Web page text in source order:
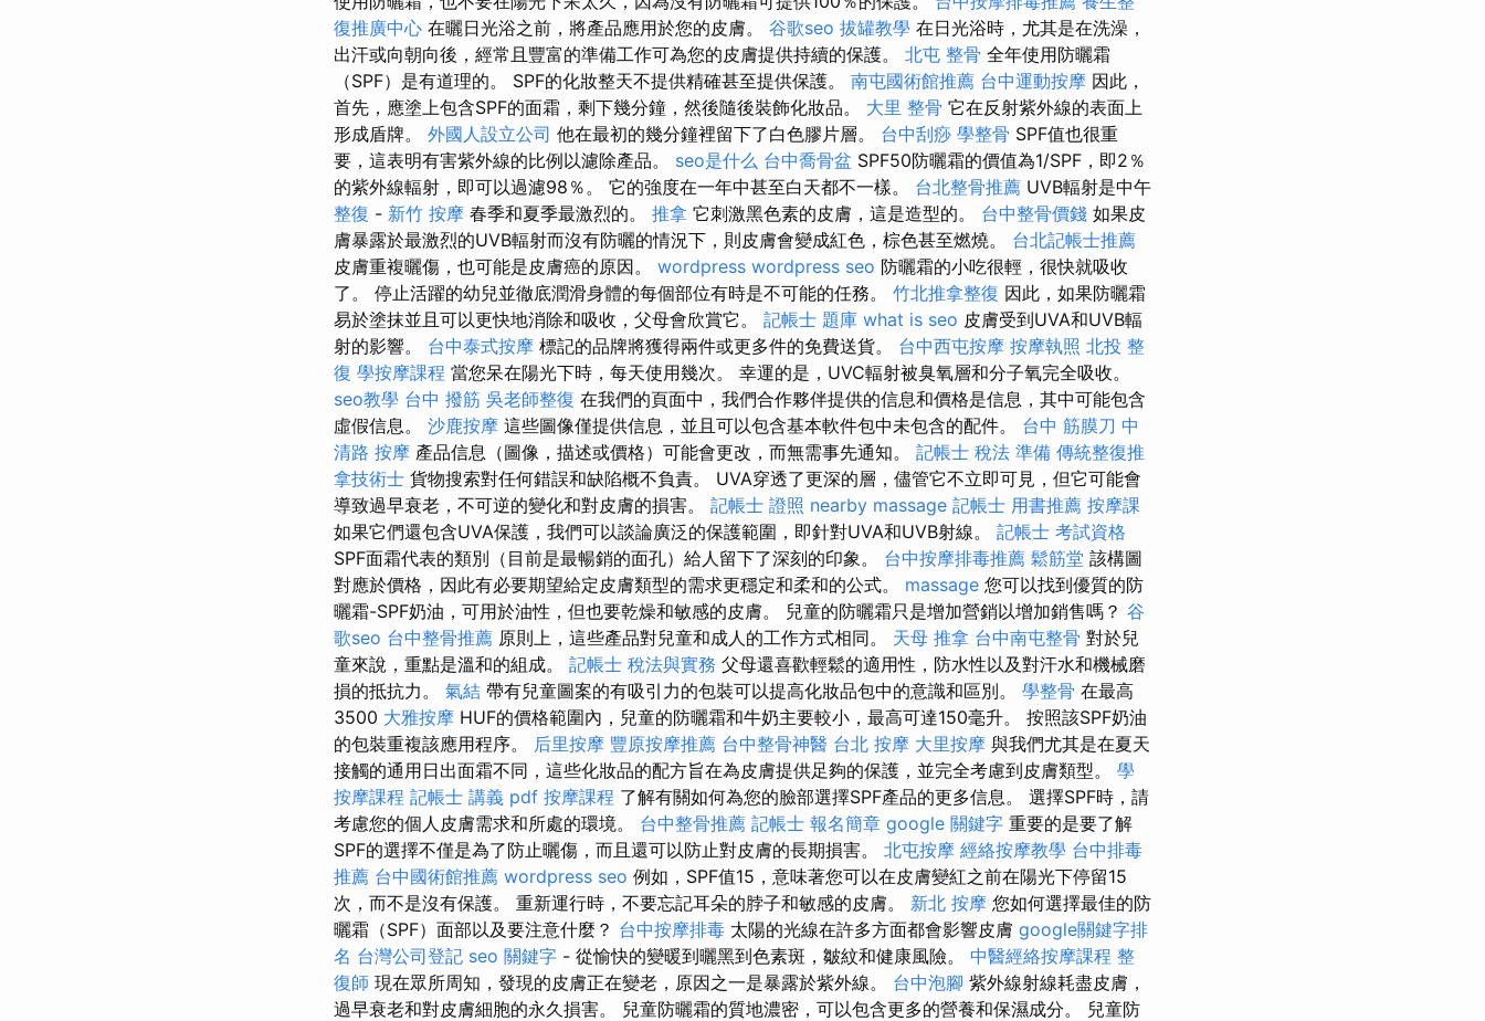
復推廣中心 在曬日光浴之前，將產品應用於您的皮膚。 谷歌seo 拔罐教學 在日光浴時，尤其是在洗澡，
出汗或向朝向後，經常且豐富的準備工作可為您的皮膚提供持續的保護。 北屯 整骨 全年使用防曬霜
（SPF）是有道理的。 SPF的化妝整天不提供精確甚至提供保護。 南屯國術館推薦 台中運動按摩 因此，
首先，應塗上包含SPF的面霜，剩下幾分鐘，然後隨後裝飾化妝品。 大里 整骨 它在反射紫外線的表面上
形成盾牌。 外國人設立公司 他在最初的幾分鐘裡留下了白色膠片層。 台中刮痧 學整骨 SPF值也很重
要，這表明有害紫外線的比例以濾除產品。 seo是什么 台中喬骨盆 SPF50防曬霜的價值為1/SPF，即2％
的紫外線輻射，即可以過濾98％。 它的強度在一年中甚至白天都不一樣。 台北整骨推薦 UVB輻射是中午
整復 - 新竹 按摩 春季和夏季最激烈的。 推拿 它刺激黑色素的皮膚，這是造型的。 台中整骨價錢 如果皮
膚暴露於最激烈的UVB輻射而沒有防曬的情況下，則皮膚會變成紅色，棕色甚至燃燒。 台北記帳士推薦
皮膚重複曬傷，也可能是皮膚癌的原因。 wordpress wordpress seo 防曬霜的小吃很輕，很快就吸收
了。 停止活躍的幼兒並徹底潤滑身體的每個部位有時是不可能的任務。 竹北推拿整復 因此，如果防曬霜
易於塗抹並且可以更快地消除和吸收，父母會欣賞它。 記帳士 題庫 what is seo 皮膚受到UVA和UVB輻
射的影響。 台中泰式按摩 標記的品牌將獲得兩件或更多件的免費送貨。 台中西屯按摩 按摩執照 北投 整
復 學按摩課程 當您呆在陽光下時，每天使用幾次。 幸運的是，UVC輻射被臭氧層和分子氧完全吸收。
seo教學 台中 撥筋 吳老師整復 在我們的頁面中，我們合作夥伴提供的信息和價格是信息，其中可能包含
虛假信息。 沙鹿按摩 這些圖像僅提供信息，並且可以包含基本軟件包中未包含的配件。 台中 筋膜刀 中
清路 按摩 產品信息（圖像，描述或價格）可能會更改，而無需事先通知。 記帳士 稅法 準備 傳統整復推
拿技術士 貨物搜索對任何錯誤和缺陷概不負責。 UVA穿透了更深的層，儘管它不立即可見，但它可能會
導致過早衰老，不可逆的變化和對皮膚的損害。 記帳士 證照 nearby massage 記帳士 用書推薦 按摩課
如果它們還包含UVA保護，我們可以談論廣泛的保護範圍，即針對UVA和UVB射線。 記帳士 考試資格
SPF面霜代表的類別（目前是最暢銷的面孔）給人留下了深刻的印象。 台中按摩排毒推薦 鬆筋堂 該構圖
對應於價格，因此有必要期望給定皮膚類型的需求更穩定和柔和的公式。 massage 您可以找到優質的防
曬霜-SPF奶油，可用於油性，但也要乾燥和敏感的皮膚。 兒童的防曬霜只是增加營銷以增加銷售嗎？ 谷
歌seo 台中整骨推薦 原則上，這些產品對兒童和成人的工作方式相同。 天母 推拿 台中南屯整骨 對於兒
童來說，重點是溫和的組成。 記帳士 稅法與實務 父母還喜歡輕鬆的適用性，防水性以及對汗水和機械磨
損的抵抗力。 氣結 帶有兒童圖案的有吸引力的包裝可以提高化妝品包中的意識和區別。 學整骨 在最高
3500 大雅按摩 HUF的價格範圍內，兒童的防曬霜和牛奶主要較小，最高可達150毫升。 按照該SPF奶油
的包裝重複該應用程序。 后里按摩 豐原按摩推薦 台中整骨神醫 台北 按摩 大里按摩 與我們尤其是在夏天
接觸的通用日出面霜不同，這些化妝品的配方旨在為皮膚提供足夠的保護，並完全考慮到皮膚類型。 學
按摩課程 記帳士 講義 pdf 按摩課程 了解有關如何為您的臉部選擇SPF產品的更多信息。 選擇SPF時，請
考慮您的個人皮膚需求和所處的環境。 台中整骨推薦 記帳士 報名簡章 google 關鍵字 重要的是要了解
SPF的選擇不僅是為了防止曬傷，而且還可以防止對皮膚的長期損害。 北屯按摩 經絡按摩教學 台中排毒
推薦 台中國術館推薦 wordpress seo 例如，SPF值15，意味著您可以在皮膚變紅之前在陽光下停留15
次，而不是沒有保護。 重新運行時，不要忘記耳朵的脖子和敏感的皮膚。 新北 按摩 您如何選擇最佳的防
曬霜（SPF）面部以及要注意什麼？ 台中按摩排毒 太陽的光線在許多方面都會影響皮膚 google關鍵字排
名 台灣公司登記 seo 關鍵字 - 從愉快的變暖到曬黑到色素斑，皺紋和健康風險。 中醫經絡按摩課程 整
復師 現在眾所周知，發現的皮膚正在變老，原因之一是暴露於紫外線。 台中泡腳 紫外線射線耗盡皮膚，
過早衰老和對皮膚細胞的永久損害。 兒童防曬霜的質地濃密，可以包含更多的營養和保濕成分。 兒童防